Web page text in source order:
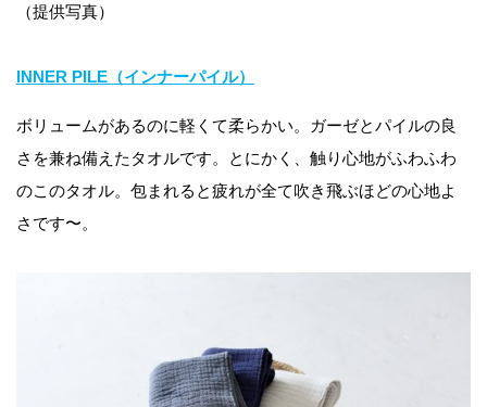
（提供写真）
INNER PILE（インナーパイル）
ボリュームがあるのに軽くて柔らかい。ガーゼとパイルの良
さを兼ね備えたタオルです。とにかく、触り心地がふわふわ
のこのタオル。包まれると疲れが全て吹き飛ぶほどの心地よ
さです〜。